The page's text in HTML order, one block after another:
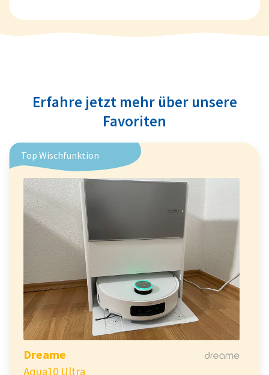
Erfahre jetzt mehr über unsere
Favoriten
Top Wischfunktion
Dreame
Aqua10 Ultra